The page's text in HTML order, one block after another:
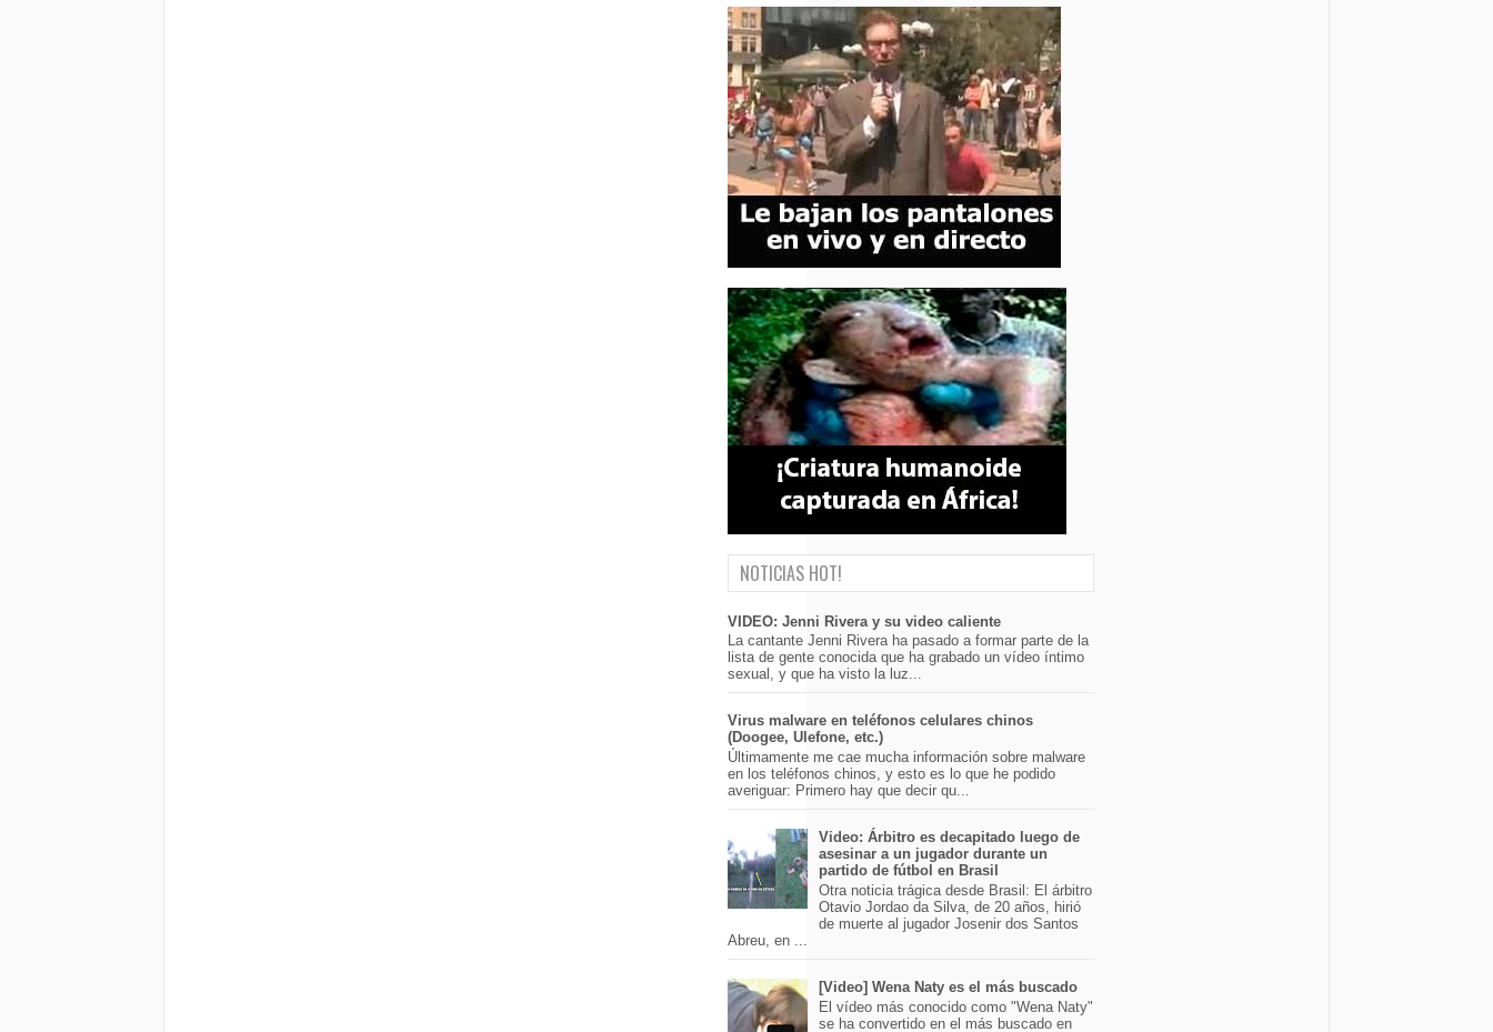
NOTICIAS HOT!
VIDEO: Jenni Rivera y su video caliente
La cantante Jenni Rivera ha pasado a formar parte de la
lista de gente conocida que ha grabado un vídeo íntimo
sexual, y que ha visto la luz...
Virus malware en teléfonos celulares chinos
(Doogee, Ulefone, etc.)
Últimamente me cae mucha información sobre malware
en los teléfonos chinos, y esto es lo que he podido
averiguar: Primero hay que decir qu...
Video: Árbitro es decapitado luego de
asesinar a un jugador durante un
partido de fútbol en Brasil
Otra noticia trágica desde Brasil: El árbitro
Otavio Jordao da Silva, de 20 años, hirió
de muerte al jugador Josenir dos Santos
Abreu, en ...
[Video] Wena Naty es el más buscado
El vídeo más conocido como "Wena Naty"
se ha convertido en el más buscado en